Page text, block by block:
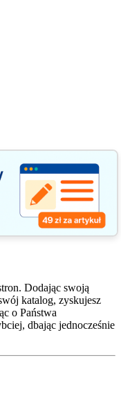
Dodając swoją
katalog, zyskujesz
o Państwa
dbając jednocześnie